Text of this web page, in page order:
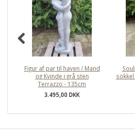
Figur af par til haven / Mand
og Kvinde i grå sten
Terrazzo - 135cm
3.495,00 DKK